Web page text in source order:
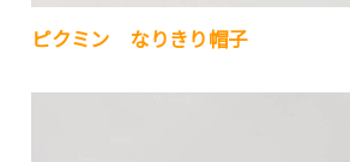
ピクミン なりきり帽子